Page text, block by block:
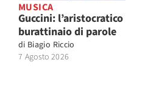
MUSICA
Guccini: l’aristocratico
burattinaio di parole
di Biagio Riccio
7 Agosto 2026